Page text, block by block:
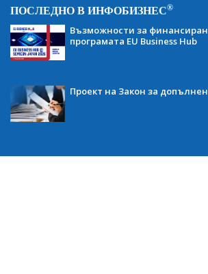
ПОСЛЕДНО В ИНФОБИЗНЕС®
Възможности за
програмата EU Business Hub
Проект на Закон за